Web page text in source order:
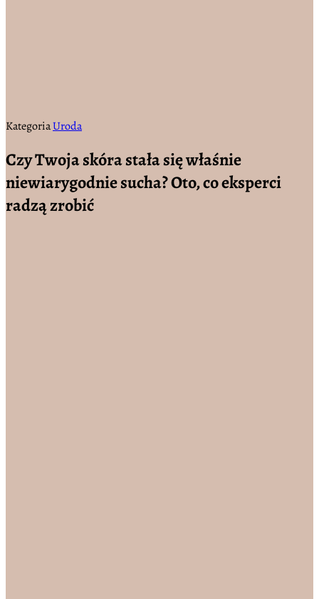
KategoriaUroda
Czy Twoja skóra stała się właśnie
niewiarygodnie sucha? Oto, co eksperci
radzą zrobić